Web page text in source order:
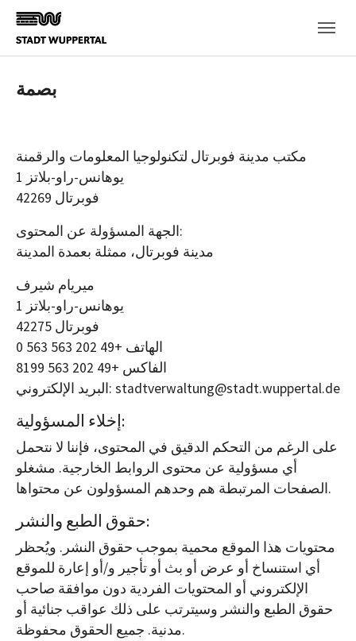
Skip to main content
بصمة
مكتب مدينة فوبرتال لتكنولوجيا المعلومات والرقمنة
يوهانس-راو-بلاتز 1
42269 فوبرتال
الجهة المسؤولة عن المحتوى:
مدينة فوبرتال، ممثلة بعمدة المدينة
ميريام شيرف
يوهانس-راو-بلاتز 1
42275 فوبرتال
الهاتف +49 202 563 563 0
الفاكس +49 202 563 8199
البريد الإلكتروني: stadtverwaltung@stadt.wuppertal.de
إخلاء المسؤولية:
على الرغم من التحكم الدقيق في المحتوى، فإننا لا نتحمل
أي مسؤولية عن محتوى الروابط الخارجية. مشغلو
الصفحات المرتبطة هم وحدهم المسؤولون عن محتواها.
حقوق الطبع والنشر:
محتويات هذا الموقع محمية بموجب حقوق النشر. ويُحظر
أي استنساخ أو عرض أو بث أو تأجير و/أو إعارة للموقع
الإلكتروني أو المحتويات الفردية دون موافقة صاحب
حقوق الطبع والنشر وسيترتب على ذلك عواقب جنائية أو
مدنية. جميع الحقوق محفوظة.